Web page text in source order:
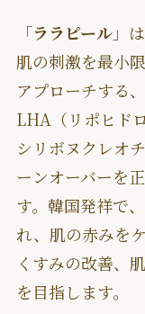
「ララピール」
肌の刺激を最小
アプローチする、
LHA（リポヒド
シリボヌクレオ
ーンオーバーを
す。韓国発祥で
れ、肌の赤みを
くすみの改善、
を目指します。